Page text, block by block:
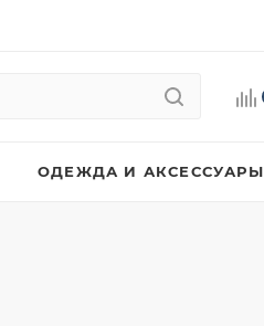
ОДЕЖДА И АКСЕССУАРЫ